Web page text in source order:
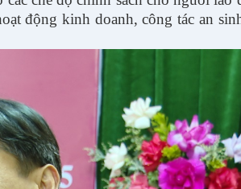
động kinh doanh, công tác an